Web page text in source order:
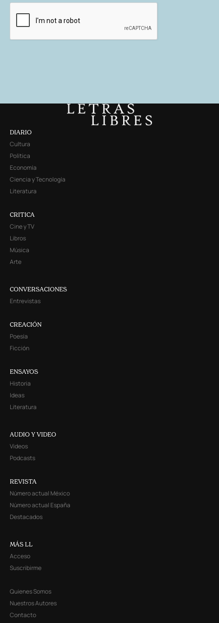
DIARIO
Cultura
Política
Economía
Ciencia y Tecnología
Literatura
CRITICA
Cine y TV
Libros
Música
Arte
CONVERSACIONES
Entrevistas
CREACIÓN
Poesía
Ficción
ENSAYOS
Historia
Ideas
Literatura
AUDIO Y VIDEO
Videos
Podcasts
REVISTA
Número actual México
Número actual España
Destacados
MÁS LL
Acceso
Suscribirme
Quienes Somos
Nuestros Autores
Contacto